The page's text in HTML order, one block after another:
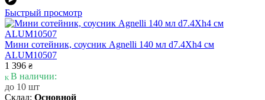
Быстрый просмотр
Мини сотейник, соусник Agnelli 140 мл d7.4Xh4 см
ALUM10507
1 396 ₴
В наличии:
до 10 шт
Склад: Основной